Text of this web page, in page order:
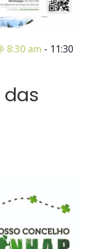
8:30 am - 11:30
das